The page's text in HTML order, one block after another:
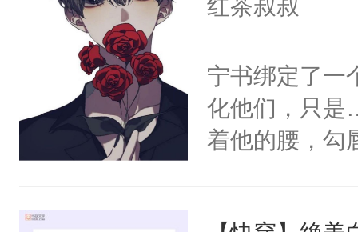
红茶叔叔
宁书绑定了一
化他们，只是
着他的腰，勾